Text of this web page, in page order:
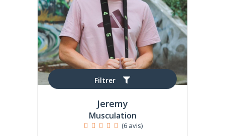
Filtrer
Jeremy
Musculation
(6 avis)